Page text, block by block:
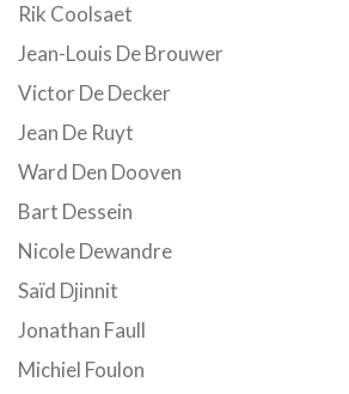
Rik Coolsaet
Jean-Louis De Brouwer
Victor De Decker
Jean De Ruyt
Ward Den Dooven
Bart Dessein
Nicole Dewandre
Saïd Djinnit
Jonathan Faull
Michiel Foulon